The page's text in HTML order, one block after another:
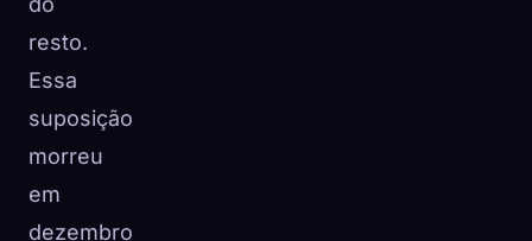
resto.
Essa
suposição
morreu
em
dezembro